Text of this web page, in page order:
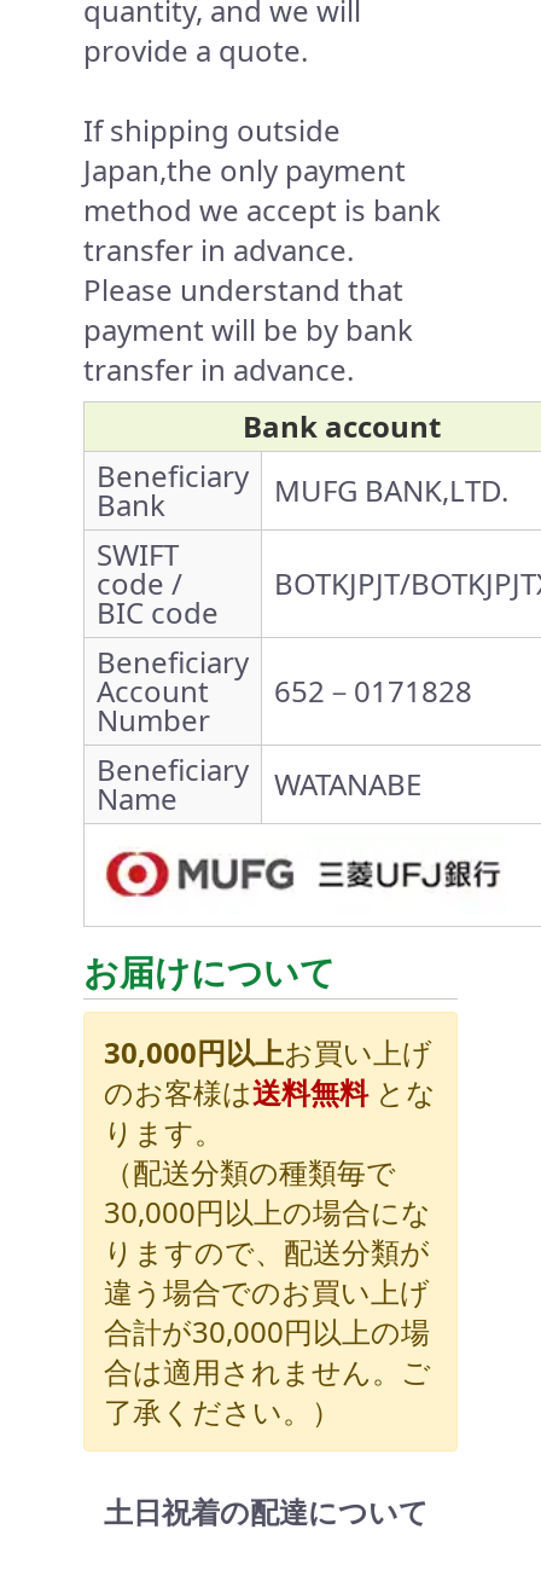
quantity, and we will
provide a quote.
If shipping outside
Japan,the only payment
method we accept is bank
transfer in advance.
Please understand that
payment will be by bank
transfer in advance.
Bank account
Beneficiary
Bank
MUFG BANK,LTD.
SWIFT
code /
BIC code
BOTKJPJT/
Beneficiary
Account
Number
652－0171828
Beneficiary
Name WATANABE
お届けについて
30,000円以上お買い上げ
のお客様は送料無料とな
ります。
（配送分類の種類毎で
30,000円以上の場合にな
りますので、配送分類が
違う場合でのお買い上げ
合計が30,000円以上の場
合は適用されません。ご
了承ください。）
土日祝着の配達について